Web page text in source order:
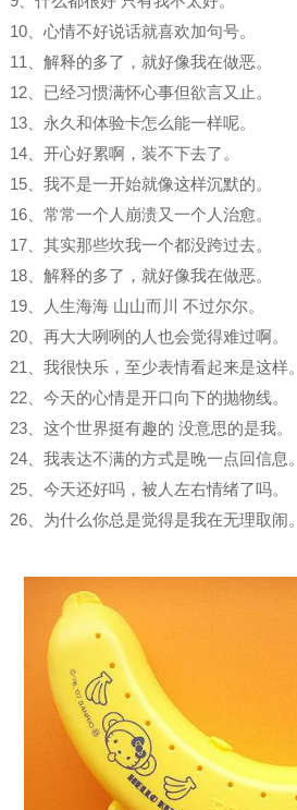
10、心情不好说话就喜欢加句号。
11、解释的多了，就好像我在做恶。
12、已经习惯满怀心事但欲言又止。
13、永久和体验卡怎么能一样呢。
14、开心好累啊，装不下去了。
15、我不是一开始就像这样沉默的。
16、常常一个人崩溃又一个人治愈。
17、其实那些坎我一个都没跨过去。
18、解释的多了，就好像我在做恶。
19、人生海海 山山而川 不过尔尔。
20、再大大咧咧的人也会觉得难过啊。
21、我很快乐，至少表情看起来是这样。
22、今天的心情是开口向下的抛物线。
23、这个世界挺有趣的 没意思的是我。
24、我表达不满的方式是晚一点回信息。
25、今天还好吗，被人左右情绪了吗。
26、为什么你总是觉得是我在无理取闹。